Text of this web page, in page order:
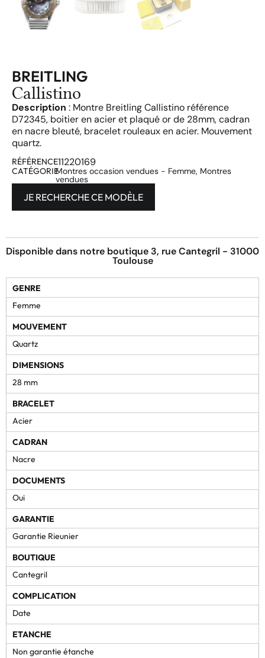
BREITLING
Callistino
Description : Montre Breitling Callistino référence
D72345, boitier en acier et plaqué or de 28mm, cadran
en nacre bleuté, bracelet rouleaux en acier. Mouvement
quartz.
RÉFÉRENCE11220169
CATÉGORIEMontres occasion vendues - Femme, Montres
vendues
JE RECHERCHE CE MODÈLE
Disponible dans notre boutique 3, rue Cantegril - 31000
Toulouse
GENRE
Femme
MOUVEMENT
Quartz
DIMENSIONS
28 mm
BRACELET
Acier
CADRAN
Nacre
DOCUMENTS
Oui
GARANTIE
Garantie Rieunier
BOUTIQUE
Cantegril
COMPLICATION
Date
ETANCHE
Non garantie étanche